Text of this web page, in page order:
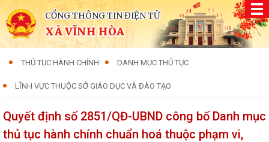
CỔNG THÔNG TIN ĐIỆN TỬ
XÃ VĨNH HÒA
THỦ TỤC HÀNH CHÍNH DANH MỤC THỦ TỤC
LĨNH VỰC THUỘC SỞ GIÁO DỤC VÀ ĐÀO TẠO
Quyết định số 2851/QĐ-UBND công bố Danh mục
thủ tục hành chính chuẩn hoá thuộc phạm vi,